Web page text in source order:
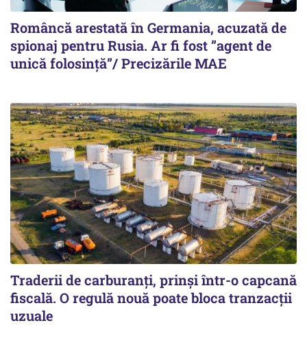
Româncă arestată în Germania, acuzată de
spionaj pentru Rusia. Ar fi fost ”agent de
unică folosință”/ Precizările MAE
Traderii de carburanți, prinși într-o capcană
fiscală. O regulă nouă poate bloca tranzacții
uzuale